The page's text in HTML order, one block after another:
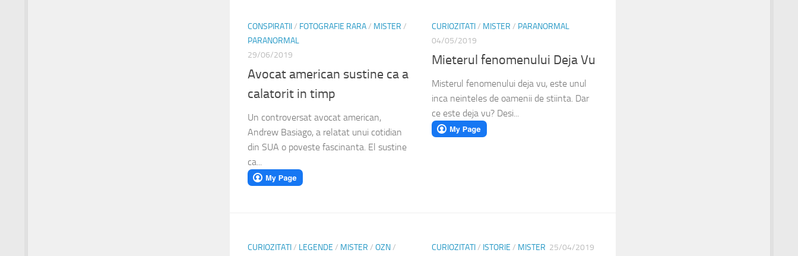
CONSPIRATII/ FOTOGRAFIE RARA/ MISTER /
PARANORMAL
29/06/2019
Avocat american sustine ca a
calatorit in timp
Un controversat avocat american,
Andrew Basiago, a relatat unui cotidian
din SUA o poveste fascinanta. El sustine
ca...
CURIOZITATI/ MISTER / PARANORMAL
04/05/2019
Mieterul fenomenului Deja Vu
Misterul fenomenului deja vu, este unul
inca neinteles de oamenii de stiinta. Dar
ce este deja vu? Desi...
CURIOZITATI/ LEGENDE / MISTER / OZN/
CURIOZITATI/ ISTORIE / MISTER 25/04/2019